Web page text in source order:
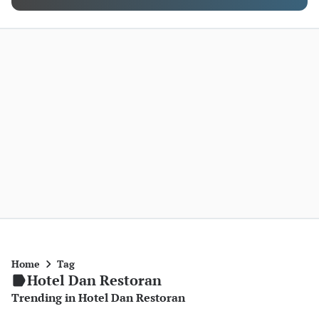
Home Tag
Hotel Dan Restoran
Trending in Hotel Dan Restoran